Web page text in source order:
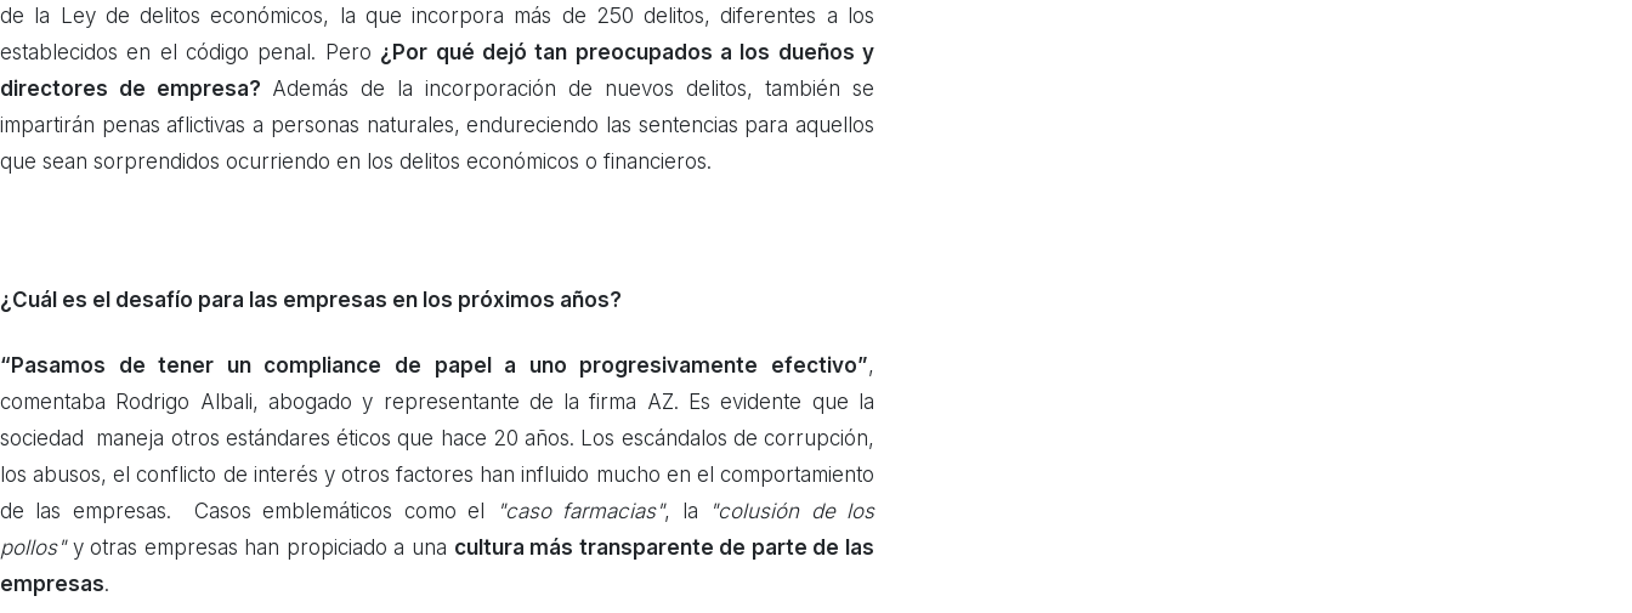
de la Ley de delitos económicos, la que incorpora más de 250 delitos, diferentes a los
establecidos en el código penal. Pero ¿Por qué dejó tan preocupados a los dueños y
directores de empresa? Además de la incorporación de nuevos delitos, también se
impartirán penas aflictivas a personas naturales, endureciendo las sentencias para aquellos
que sean sorprendidos ocurriendo en los delitos económicos o financieros.
¿Cuál es el desafío para las empresas en los próximos años?
“Pasamos de tener un compliance de papel a uno progresivamente efectivo”,
comentaba Rodrigo Albali, abogado y representante de la firma AZ. Es evidente que la
sociedad maneja otros estándares éticos que hace 20 años. Los escándalos de corrupción,
los abusos, el conflicto de interés y otros factores han influido mucho en el comportamiento
de las empresas. Casos emblemáticos como el
"caso farmacias", la
"colusión de los
pollos"y otras empresas han propiciado a una cultura más transparente de parte de las
empresas.